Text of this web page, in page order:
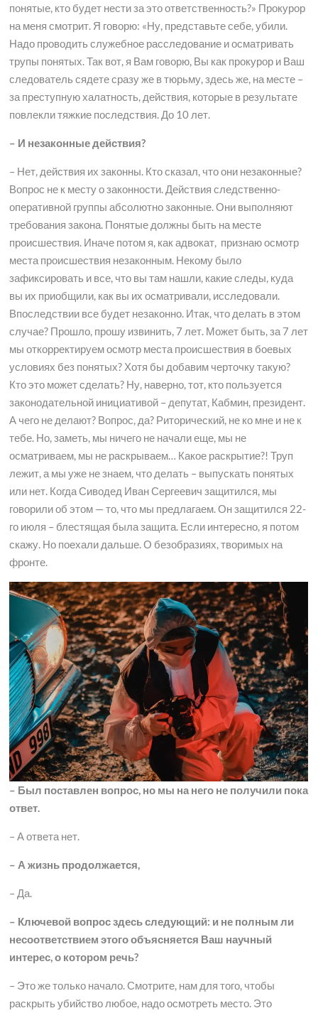
понятые, кто будет нести за это ответственность?» Прокурор
на меня смотрит. Я говорю: «Ну, представьте себе, убили.
Надо проводить служебное расследование и осматривать
трупы понятых. Так вот, я Вам говорю, Вы как прокурор и Ваш
следователь сядете сразу же в тюрьму, здесь же, на месте –
за преступную халатность, действия, которые в результате
повлекли тяжкие последствия. До 10 лет.
– И незаконные действия?
– Нет, действия их законны. Кто сказал, что они незаконные?
Вопрос не к месту о законности. Действия следственно-
оперативной группы абсолютно законные. Они выполняют
требования закона. Понятые должны быть на месте
происшествия. Иначе потом я, как адвокат, признаю осмотр
места происшествия незаконным. Некому было
зафиксировать и все, что вы там нашли, какие следы, куда
вы их приобщили, как вы их осматривали, исследовали.
Впоследствии все будет незаконно. Итак, что делать в этом
случае? Прошло, прошу извинить, 7 лет. Может быть, за 7 лет
мы откорректируем осмотр места происшествия в боевых
условиях без понятых? Хотя бы добавим черточку такую?
Кто это может сделать? Ну, наверно, тот, кто пользуется
законодательной инициативой – депутат, Кабмин, президент.
А чего не делают? Вопрос, да? Риторический, не ко мне и не к
тебе. Но, заметь, мы ничего не начали еще, мы не
осматриваем, мы не раскрываем… Какое раскрытие?! Труп
лежит, а мы уже не знаем, что делать – выпускать понятых
или нет. Когда Сиводед Иван Сергеевич защитился, мы
говорили об этом — то, что мы предлагаем. Он защитился 22-
го июля – блестящая была защита. Если интересно, я потом
скажу. Но поехали дальше. О безобразиях, творимых на
фронте.
– Был поставлен вопрос, но мы на него не получили пока
ответ.
– А ответа нет.
– А жизнь продолжается,
– Да.
– Ключевой вопрос здесь следующий: и не полным ли
несоответствием этого объясняется Ваш научный
интерес, о котором речь?
– Это же только начало. Смотрите, нам для того, чтобы
раскрыть убийство любое, надо осмотреть место. Это